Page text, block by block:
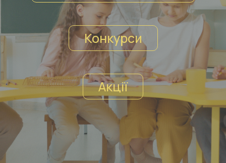
Конкурси
Акції